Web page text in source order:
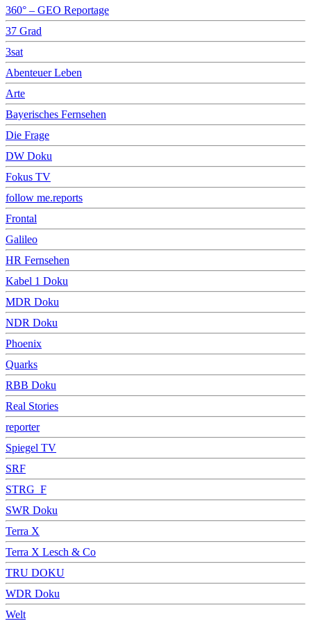
360° – GEO Reportage
37 Grad
3sat
Abenteuer Leben
Arte
Bayerisches Fernsehen
Die Frage
DW Doku
Fokus TV
follow me.reports
Frontal
Galileo
HR Fernsehen
Kabel 1 Doku
MDR Doku
NDR Doku
Phoenix
Quarks
RBB Doku
Real Stories
reporter
Spiegel TV
SRF
STRG_F
SWR Doku
Terra X
Terra X Lesch & Co
TRU DOKU
WDR Doku
Welt